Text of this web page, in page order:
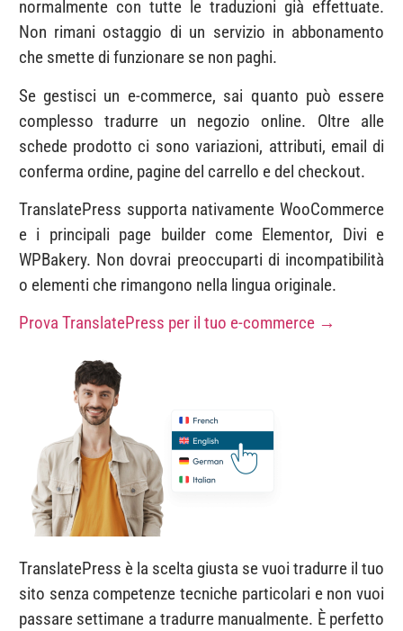
normalmente con tutte le traduzioni già effettuate.
Non rimani ostaggio di un servizio in abbonamento
che smette di funzionare se non paghi.
Se gestisci un e-commerce, sai quanto può essere
complesso tradurre un negozio online. Oltre alle
schede prodotto ci sono variazioni, attributi, email di
conferma ordine, pagine del carrello e del checkout.
TranslatePress supporta nativamente WooCommerce
e i principali page builder come Elementor, Divi e
WPBakery. Non dovrai preoccuparti di incompatibilità
o elementi che rimangono nella lingua originale.
Prova TranslatePress per il tuo e-commerce →
TranslatePress è la scelta giusta se vuoi tradurre il tuo
sito senza competenze tecniche particolari e non vuoi
passare settimane a tradurre manualmente. È perfetto